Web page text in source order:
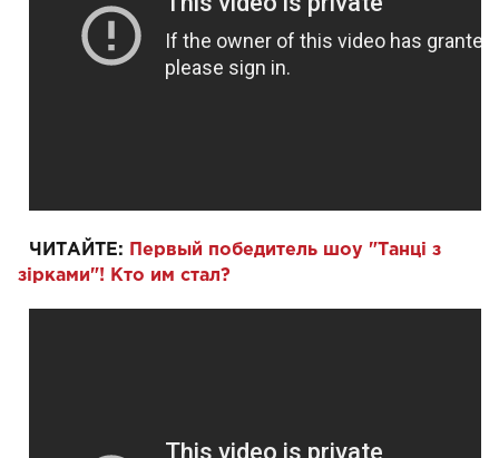
ЧИТАЙТЕ:
Первый победитель шоу "Танці з
зірками"! Кто им стал?